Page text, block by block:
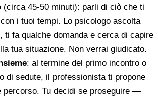
(circa 45-50 minuti): parli di ciò che ti
i tuoi tempi. Lo psicologo ascolta
ti fa qualche domanda e cerca di capire
tua situazione. Non verrai giudicato.
: al termine del primo incontro o
di sedute, il professionista ti propone
percorso. Tu decidi se proseguire —